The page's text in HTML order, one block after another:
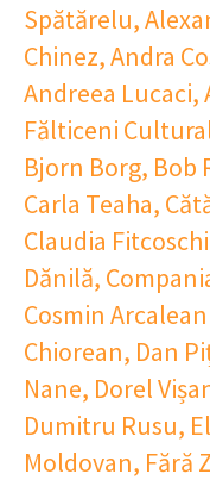
Spătărelu,
Chinez,Andra
Andreea Lucaci,
Fălticeni
Bjorn Borg, Bob
Carla Teaha,
Claudia Fitcoschi
Dănilă,
Cosmin
Chiorean, Dan
Nane, Dorel
Dumitru Rusu,
Moldovan, Fără